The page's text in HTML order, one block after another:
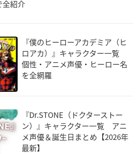
全紹介
『僕のヒーローアカデミア（ヒ
ロアカ）』キャラクター一覧
個性・アニメ声優・ヒーロー名
を全網羅
『Dr.STONE（ドクターストー
ン）』キャラクター一覧 アニ
メ声優＆誕生日まとめ【2026年
最新】